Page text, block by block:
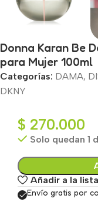
Donna Karan Be
para Mujer 100ml
Categorías: DAMA,
DKNY
$ 270.000
Solo quedan 1
Añadir a la
Envío gratis por